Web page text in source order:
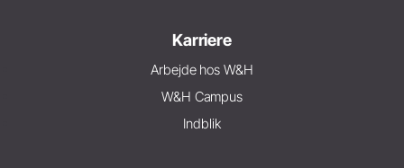
Karriere
Arbejde hos W&H
W&H Campus
Indblik